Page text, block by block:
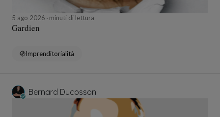
5 ago 2026 minuti di lettura
Gardien
Imprenditorialità
Bernard Ducosson